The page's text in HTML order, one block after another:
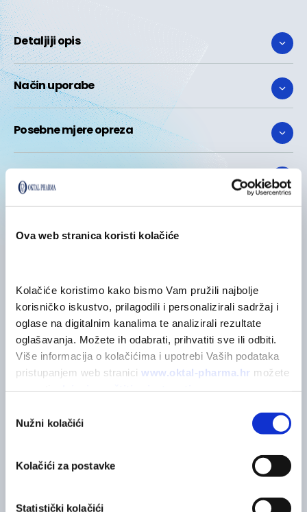
Ova web stranica koristi kolačiće
Kolačiće koristimo kako bismo Vam pružili najbolje
korisničko iskustvo, prilagodili i personalizirali sadržaj i
oglase na digitalnim kanalima te analizirali rezultate
oglašavanja. Možete ih odabrati, prihvatiti sve ili odbiti.
Više informacija o kolačićima i upotrebi Vaših podataka
pristupanjem web stranici www.oktal-pharma.hr možete
pristanka
Nužni kolačići
Kolačići za postavke
Statistički kolačići
Detaljiji opis
Način uporabe
Posebne mjere opreza
Sastojci
POVEZANI PROIZVODI
Možda će vas zanimati
POGLEDAJTE SVE